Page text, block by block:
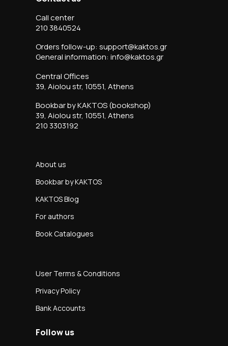
Call center
210 3840524
Orders follow-up: support@kaktos.gr
General information: info@kaktos.gr
Central Offices
39, Aiolou str, 10551, Athens
Bookbar by KAKTOS (bookshop)
39, Aiolou str, 10551, Athens
210 3303192
About us
Bookbar by KAKTOS
KAKTOS Blog
For authors
Book Catalogues
User Terms & Conditions
Privacy Policy
Bank Accounts
Follow us